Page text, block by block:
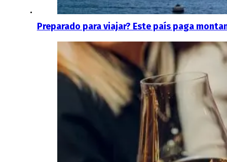
Preparado para viajar? Este país paga